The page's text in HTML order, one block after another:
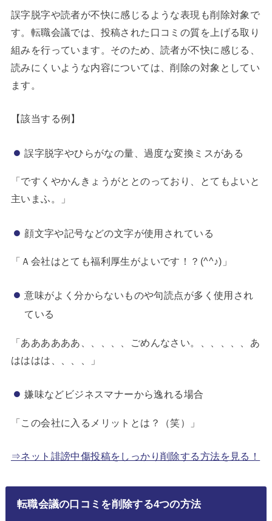
誤字脱字や読者が不快に感じるような表現も削除対象で
す。転職会議では、投稿された口コミの質を上げる取り
組みを行っています。そのため、読者が不快に感じる、
読みにくいような内容については、削除の対象としてい
ます。
【該当する例】
誤字脱字やひらがなの量、過度な変換ミスがある
「ですくやかんきょうがととのっており、とてもよいと
主いまふ。」
顔文字や記号などの文字が使用されている
「Ａ会社はとても福利厚生がよいです！？(^^♪)」
意味がよく分からないものや句読点が多く使用され
ている
「ああああああ、、、、、ごめんなさい。、、、、、あ
はははは、、、、」
嫌味などビジネスマナーから逸れる場合
「この会社に入るメリットとは？（笑）」
⇒ネット誹謗中傷投稿をしっかり削除する方法を見る！
転職会議の口コミを削除する4つの方法